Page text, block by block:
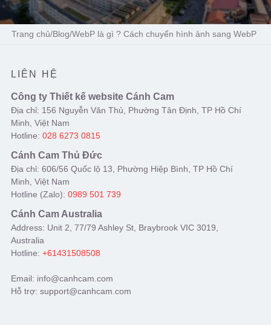
Trang chủ/Blog/WebP là gì ? Cách chuyển hình ảnh sang WebP
LIÊN HỆ
Công ty Thiết kế website Cánh Cam
Địa chỉ: 156 Nguyễn Văn Thủ, Phường Tân Định, TP Hồ Chí
Minh, Việt Nam
Hotline: 028 6273 0815
Cánh Cam Thủ Đức
Địa chỉ: 606/56 Quốc lộ 13, Phường Hiệp Bình, TP Hồ Chí
Minh, Việt Nam
Hotline (Zalo): 0989 501 739
Cánh Cam Australia
Address: Unit 2, 77/79 Ashley St, Braybrook VIC 3019,
Australia
Hotline: +61431508508
Email: info@canhcam.com
Hỗ trợ: support@canhcam.com